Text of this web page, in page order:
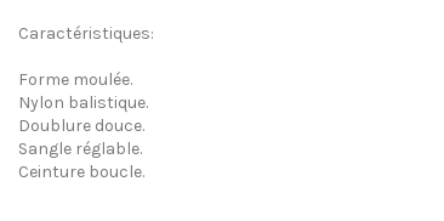
Caractéristiques:
Forme moulée.
Nylon balistique.
Doublure douce.
Sangle réglable.
Ceinture boucle.